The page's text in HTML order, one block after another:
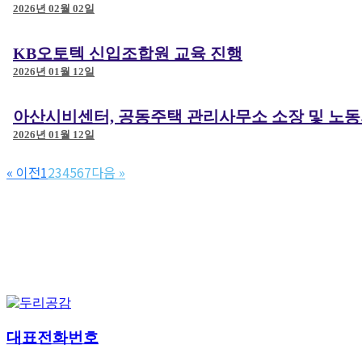
2026년 02월 02일
KB오토텍 신입조합원 교육 진행
2026년 01월 12일
아산시비센터, 공동주택 관리사무소 소장 및 노
2026년 01월 12일
« 이전1234567다음 »
대표전화번호